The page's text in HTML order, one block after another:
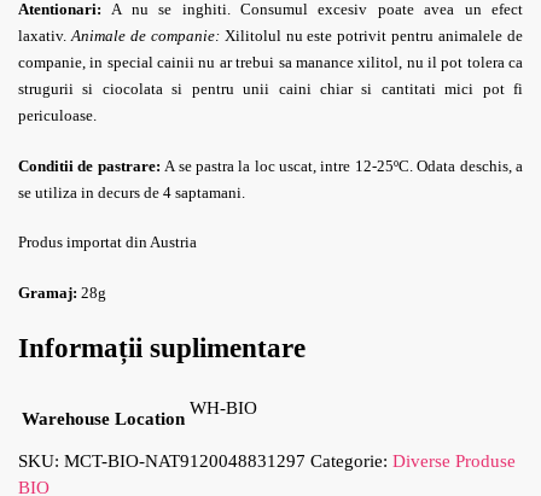
Atentionari: A nu se inghiti. Consumul excesiv poate avea un efect
laxativ.Animale de companie:Xilitolul nu este potrivit pentru animalele de
companie, in special cainii nu ar trebui sa manance xilitol, nu il pot tolera ca
strugurii si ciocolata si pentru unii caini chiar si cantitati mici pot fi
periculoase.
Conditii de pastrare: A se pastra la loc uscat, intre 12-25ºC. Odata deschis, a
se utiliza in decurs de 4 saptamani.
Produs importat din Austria
Gramaj: 28g
Informații suplimentare
Warehouse Location
WH-BIO
SKU: MCT-BIO-NAT9120048831297 Categorie: Diverse Produse
BIO